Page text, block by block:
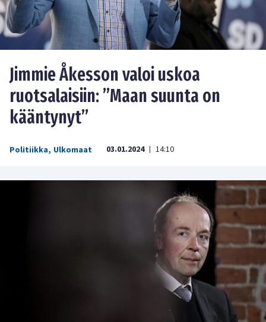
Jimmie Åkesson valoi uskoa
ruotsalaisiin: ”Maan suunta on
kääntynyt”
Politiikka, Ulkomaat 03.01.2024 | 14:10